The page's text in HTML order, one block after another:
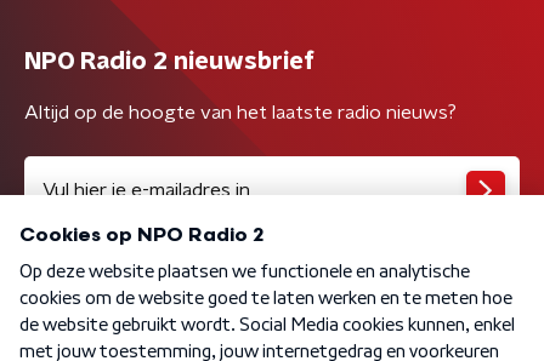
NPO Radio 2 nieuwsbrief
Altijd op de hoogte van het laatste radio nieuws?
Algemene voorwaarden